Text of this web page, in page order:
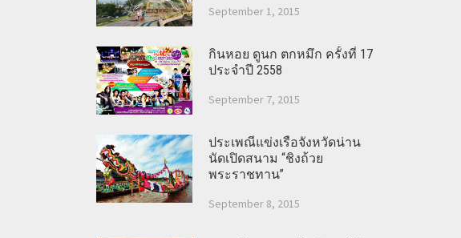
September 1, 2015
กินหอย ดูนก ตกหมึก ครั้งที่ 17
ประจำปี 2558
September 7, 2015
ประเพณีแข่งเรือจังหวัดน่าน
นัดเปิดสนาม “ชิงถ้วย
พระราชทาน”
September 8, 2015